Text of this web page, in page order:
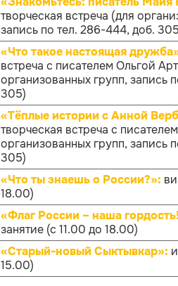
творческая встреча (для
запись по тел. 286-444, доб.
«Что такое настоящая
встреча с писателем Ольгой
организованных групп, запись
305)
«Тёплые истории с Анной
творческая встреча с
организованных групп, запись
305)
«Что ты знаешь о России?»:
18.00)
«Флаг России – наша
занятие (с 11.00 до 18.00)
«Старый-новый Сыктывкар»:
15.00)